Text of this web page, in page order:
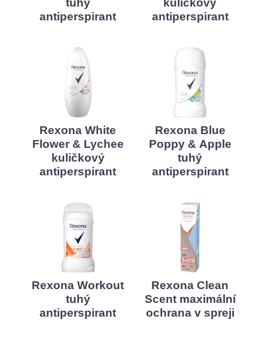
antiperspirant
antiperspirant
Rexona White
Flower & Lychee
kuličkový
antiperspirant
Rexona Blue
Poppy & Apple
tuhý
antiperspirant
Rexona Workout
tuhý
antiperspirant
Rexona Clean
Scent maximální
ochrana v spreji